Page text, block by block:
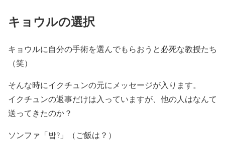
キョウルの選択
キョウルに自分の手術を選んでもらおうと必死な教授たち
（笑）
そんな時にイクチュンの元にメッセージが入ります。
イクチュンの返事だけは入っていますが、他の人はなんて
送ってきたのか？
ソンファ「밥?」（ご飯は？）